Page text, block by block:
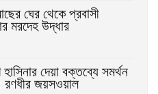
ঘের থেকে প্রবাসী
মরদেহ উদ্ধার
দেয়া বক্তব্যে সমর্থন
রণধীর জয়সওয়াল